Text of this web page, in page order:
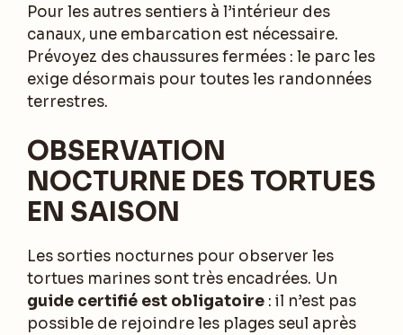
Pour les autres sentiers à l’intérieur des
canaux, une embarcation est nécessaire.
Prévoyez des chaussures fermées : le parc les
exige désormais pour toutes les randonnées
terrestres.
OBSERVATION
NOCTURNE DES TORTUES
EN SAISON
Les sorties nocturnes pour observer les
tortues marines sont très encadrées. Un
guide certifié est obligatoire : il n’est pas
possible de rejoindre les plages seul après